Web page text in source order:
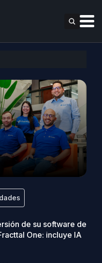
de su software de
One: incluye IA